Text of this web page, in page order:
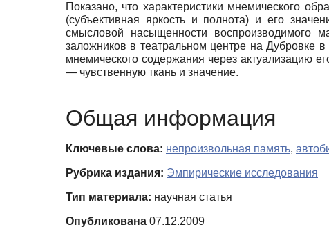
Показано, что характеристики мнемического
(субъективная яркость и полнота) и его
смысловой насыщенности воспроизводимого
заложников в театральном центре на Дубровке
мнемического содержания через актуализацию
— чувственную ткань и значение.
Общая информация
Ключевые слова: непроизвольная память,
Рубрика издания: Эмпирические исследования
Тип материала: научная статья
Опубликована 07.12.2009